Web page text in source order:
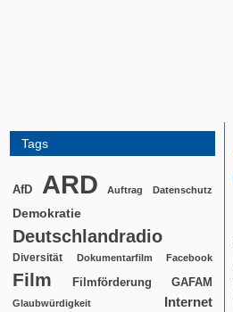
Tags
AfD ARD Auftrag Datenschutz
Demokratie
Deutschlandradio
Diversität Dokumentarfilm Facebook
Film Filmförderung GAFAM
Glaubwürdigkeit Internet